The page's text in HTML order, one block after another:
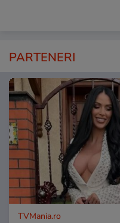
PARTENERI
TVMania.ro